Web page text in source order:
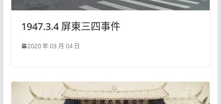
1947.3.4 屏東三四事件
2020 年 03 月 04 日